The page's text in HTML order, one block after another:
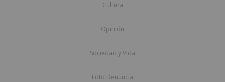
Cultura
Opinión
Sociedad y Vida
Foto Denuncia